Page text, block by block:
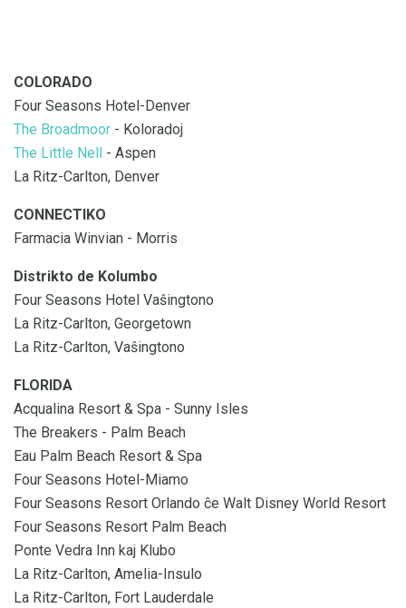
COLORADO
Four Seasons Hotel-Denver
The Broadmoor - Koloradoj
The Little Nell
- Aspen
La Ritz-Carlton, Denver
CONNECTIKO
Farmacia Winvian - Morris
Distrikto de Kolumbo
Four Seasons Hotel Vaŝingtono
La Ritz-Carlton, Georgetown
La Ritz-Carlton, Vaŝingtono
FLORIDA
Acqualina Resort & Spa - Sunny Isles
The Breakers - Palm Beach
Eau Palm Beach Resort & Spa
Four Seasons Hotel-Miamo
Four Seasons Resort Orlando ĉe Walt Disney World Resort
Four Seasons Resort Palm Beach
Ponte Vedra Inn kaj Klubo
La Ritz-Carlton, Amelia-Insulo
La Ritz-Carlton, Fort Lauderdale